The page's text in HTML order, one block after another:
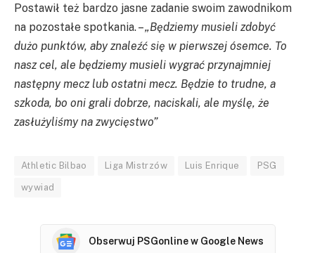
Postawił też bardzo jasne zadanie swoim zawodnikom
na pozostałe spotkania. –„Będziemy musieli zdobyć
dużo punktów, aby znaleźć się w pierwszej ósemce. To
nasz cel, ale będziemy musieli wygrać przynajmniej
następny mecz lub ostatni mecz. Będzie to trudne, a
szkoda, bo oni grali dobrze, naciskali, ale myślę, że
zasłużyliśmy na zwycięstwo”
Athletic Bilbao Liga Mistrzów Luis Enrique PSG
wywiad
Obserwuj PSGonline w Google News